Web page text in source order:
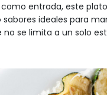
entrada, este
ideales para
se limita a un solo